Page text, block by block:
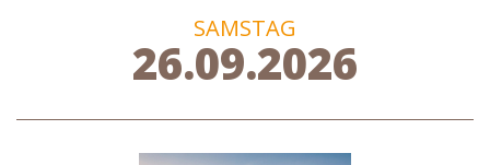
SAMSTAG
26.09.2026